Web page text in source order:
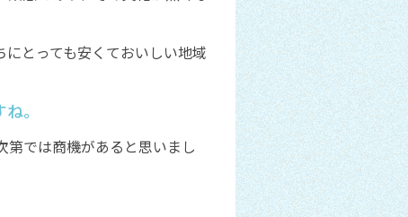
とっても安くておいしい地域
。
では商機があると思いまし